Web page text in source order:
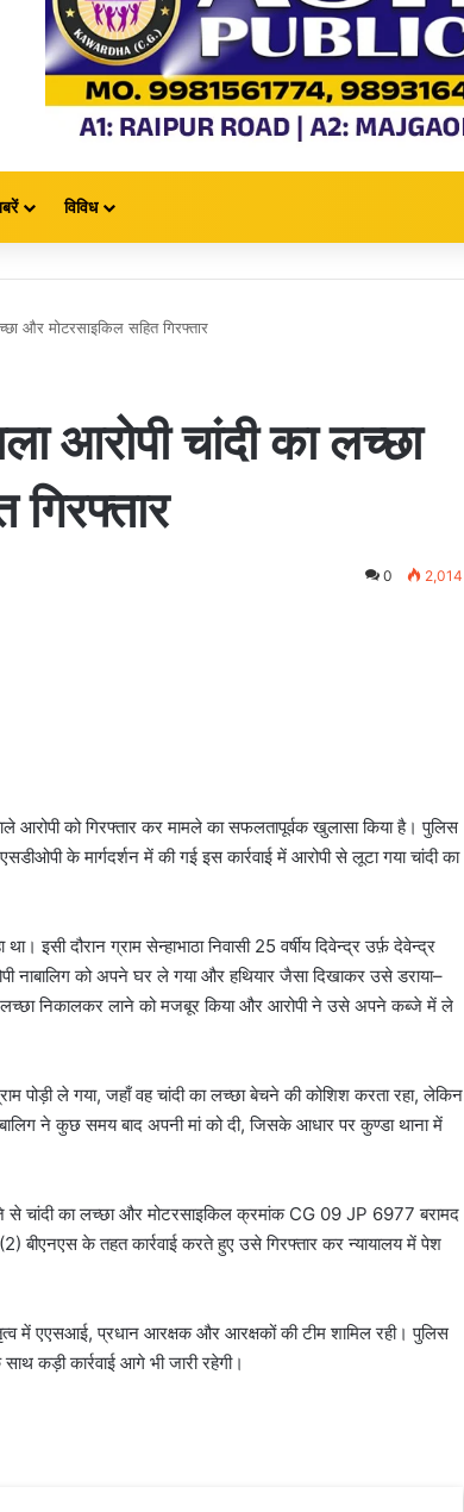
विविध
और मोटरसाइकिल सहित गिरफ्तार
आरोपी चांदी का लच्छा
0 2,014
आरोपी को गिरफ्तार कर मामले का सफलतापूर्वक खुलासा किया है। पुलिस
के मार्गदर्शन में की गई इस कार्रवाई में आरोपी से लूटा गया चांदी का
दौरान ग्राम सेन्हाभाठा निवासी 25 वर्षीय दिवेन्द्र उर्फ़ देवेन्द्र
नाबालिग को अपने घर ले गया और हथियार जैसा दिखाकर उसे डराया–
लच्छा निकालकर लाने को मजबूर किया और आरोपी ने उसे अपने कब्जे में ले
पोड़ी ले गया, जहाँ वह चांदी का लच्छा बेचने की कोशिश करता रहा, लेकिन
ने कुछ समय बाद अपनी मां को दी, जिसके आधार पर कुण्डा थाना में
चांदी का लच्छा और मोटरसाइकिल क्रमांक CG 09 JP 6977 बरामद
के तहत कार्रवाई करते हुए उसे गिरफ्तार कर न्यायालय में पेश
में एएसआई, प्रधान आरक्षक और आरक्षकों की टीम शामिल रही। पुलिस
कड़ी कार्रवाई आगे भी जारी रहेगी।